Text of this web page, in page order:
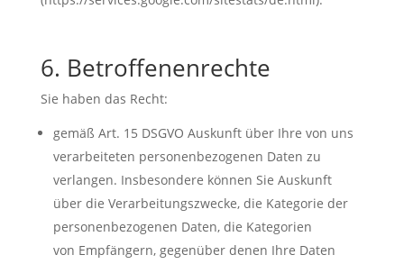
6. Betroffenenrechte
Sie haben das Recht:
gemäß Art. 15 DSGVO Auskunft über Ihre von uns
verarbeiteten personenbezogenen Daten zu
verlangen. Insbesondere können Sie Auskunft
über die Verarbeitungszwecke, die Kategorie der
personenbezogenen Daten, die Kategorien
von Empfängern, gegenüber denen Ihre Daten